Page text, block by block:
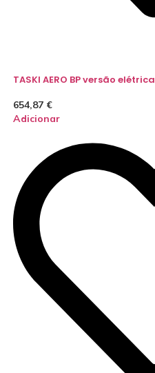
TASKI AERO BP versão elétrica
654,87 €
Adicionar